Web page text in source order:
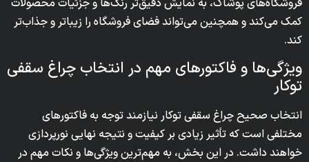
کمک می‌کند و همچنین می‌تواند فضای فروشگاه را زیباتر و جذاب‌تر
کند.
ویژگی‌ها و فاکتورهای مهم در انتخاب چراغ سقفی
توکار
انتخاب صحیح چراغ سقفی توکار نیازمند توجه به فاکتورهای
مختلفی است که تأثیر زیادی بر کیفیت و نتیجه نهایی نورپردازی
خواهند داشت. در این بخش، به مهم‌ترین ویژگی‌ها و نکات مهم در